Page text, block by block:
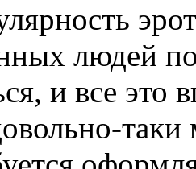
людей
и все это
таки